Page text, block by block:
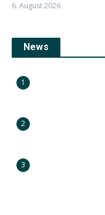
6. August 2026
News
1
2
3